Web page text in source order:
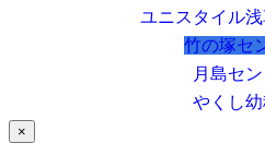
ユニスタイル
竹の塚セ
月島セ
やくし幼
×